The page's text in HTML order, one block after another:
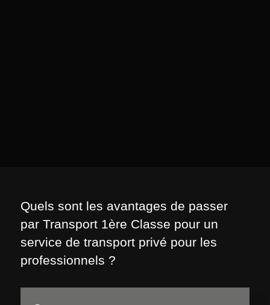
Quels sont les avantages de passer
par Transport 1ère Classe pour un
service de transport privé pour les
professionnels ?